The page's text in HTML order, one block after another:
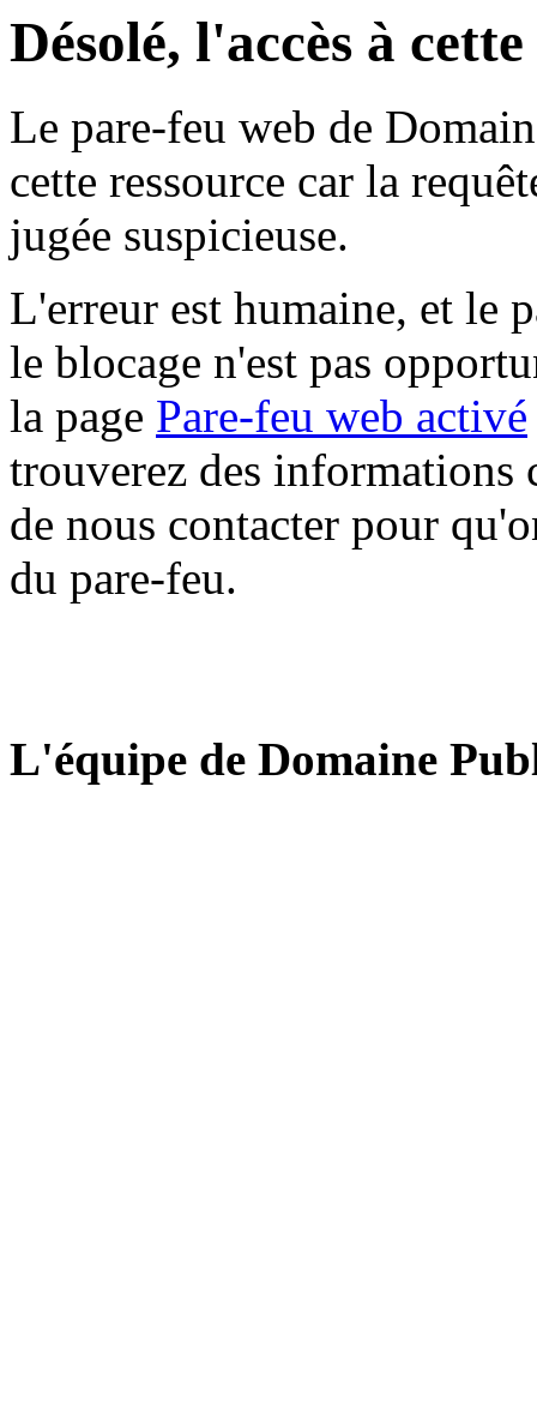
Désolé, l'accès à
Le pare-feu web de
cette ressource car la
jugée suspicieuse.
L'erreur est humaine, et le
le blocage n'est pas
la page Pare-feu web activé
trouverez des informations
de nous contacter pour
du pare-feu.
L'équipe de Domaine